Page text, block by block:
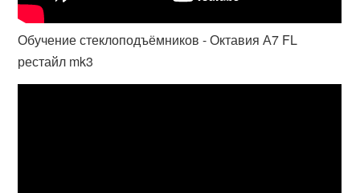
Обучение стеклоподъёмников - Октавия А7 FL
рестайл mk3